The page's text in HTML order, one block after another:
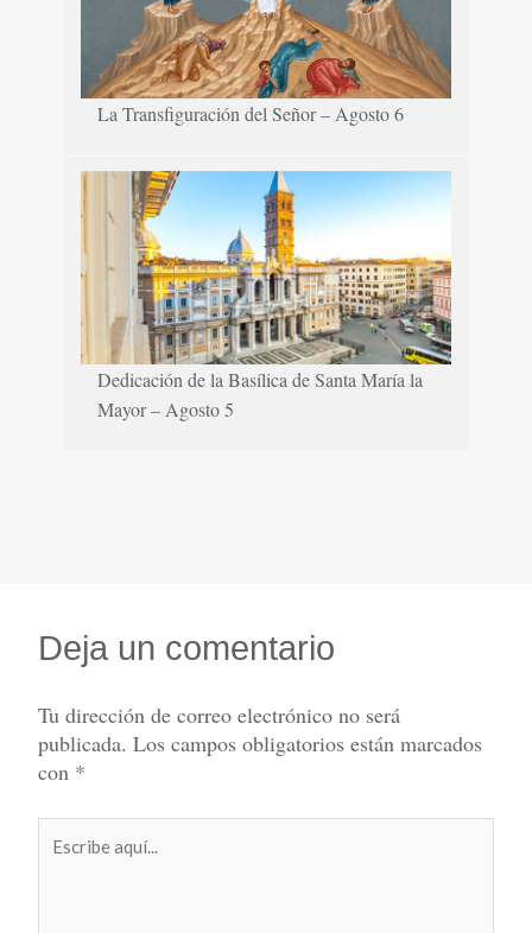
La Transfiguración del Señor – Agosto 6
Dedicación de la Basílica de Santa María la
Mayor – Agosto 5
Deja un comentario
Tu dirección de correo electrónico no será
publicada. Los campos obligatorios están marcados
con *
aquí...